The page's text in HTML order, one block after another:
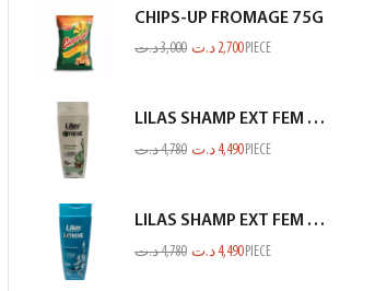
CHIPS-UP FROMAGE 75G
3,000د.ت 2,700 د.ت PIECE
LILAS SHAMP EXT FEM FIN ET FRAGILE BLANC 350ML
4,780د.ت 4,490 د.ت PIECE
LILAS SHAMP EXT FEM ANTI CHUTE VERT BLEUTE 350ML
4,780د.ت 4,490 د.ت PIECE